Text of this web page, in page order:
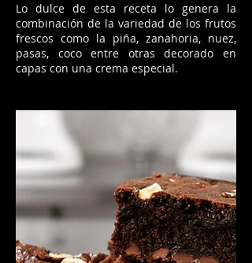
Lo dulce de esta receta lo genera la
combinación de la variedad de los frutos
frescos como la piña, zanahoria, nuez,
pasas, coco entre otras decorado en
capas con una crema especial.